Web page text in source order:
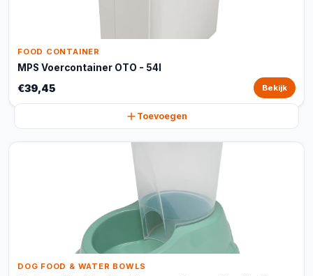
FOOD CONTAINER
MPS Voercontainer OTO - 54l
€39,45 Bekijk
Toevoegen
DOG FOOD & WATER BOWLS